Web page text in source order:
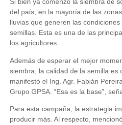
Si bien ya comenzó la siembra de
del país, en la mayoría de las
lluvias que generen las
semillas. Esta es una de las
los agricultores.
Además de esperar el mejor
siembra, la calidad de la semilla es
manifestó el Ing. Agr. Fabián
Grupo GPSA. “Esa es la base”,
Para esta campaña, la estrategia
producir más. Al respecto,